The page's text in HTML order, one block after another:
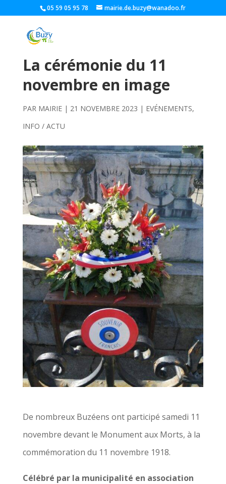
05 59 05 95 78 mairie.de.buzy@wanadoo.fr
La cérémonie du 11
novembre en image
PAR MAIRIE| 21 NOVEMBRE 2023 | EVÉNEMENTS,
INFO / ACTU
De nombreux Buzéens ont participé samedi 11
novembre devant le Monument aux Morts, à la
commémoration du 11 novembre 1918.
Célébré par la municipalité en association